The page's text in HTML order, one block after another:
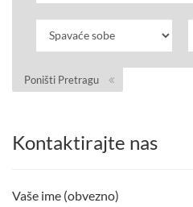
Poništi Pretragu
Kontaktirajte nas
Vaše ime (obvezno)